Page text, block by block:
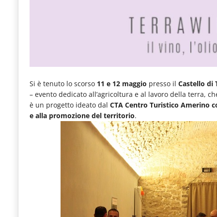
mondo
dell'alimentazione,
dei
consumi
Si è tenuto lo scorso 11 e 12 maggio presso il Castello di
– evento dedicato all’agricoltura e al lavoro della terra,
è un progetto ideato dal CTA Centro Turistico Amerino
e alla promozione del territorio.